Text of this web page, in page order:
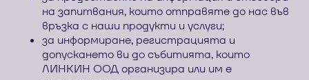
на запитвания, които отправяте до нас във
връзка с наши продукти и услуги;
за информиране, регистрацията и
допускането ви до събитията, които
ЛИНКИН ООД организира или им е